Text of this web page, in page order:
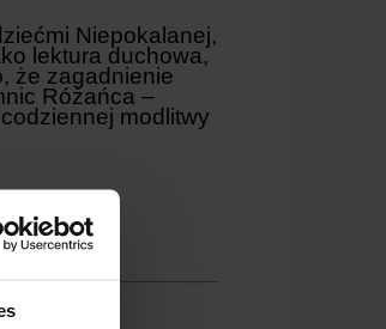
Niepokalanej,
lektura duchowa,
że zagadnienie
Różańca –
modlitwy